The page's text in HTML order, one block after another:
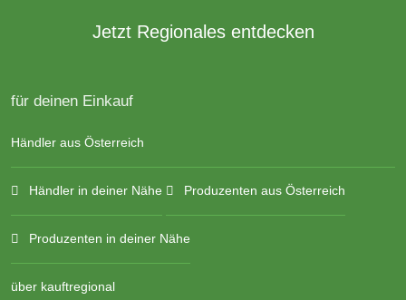
Jetzt Regionales entdecken
für deinen Einkauf
Händler aus Österreich
Händler in deiner Nähe Produzenten aus Österreich
Produzenten in deiner Nähe
über kauftregional